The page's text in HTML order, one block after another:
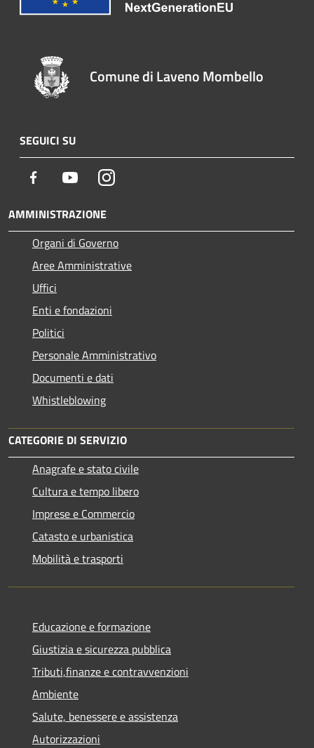
Comune di Laveno Mombello
SEGUICI SU
Facebook YoutubeInstagram
AMMINISTRAZIONE
Organi di Governo
Aree Amministrative
Uffici
Enti e fondazioni
Politici
Personale Amministrativo
Documenti e dati
Whistleblowing
CATEGORIE DI SERVIZIO
Anagrafe e stato civile
Cultura e tempo libero
Imprese e Commercio
Catasto e urbanistica
Mobilità e trasporti
Educazione e formazione
Giustizia e sicurezza pubblica
Tributi,finanze e contravvenzioni
Ambiente
Salute, benessere e assistenza
Autorizzazioni